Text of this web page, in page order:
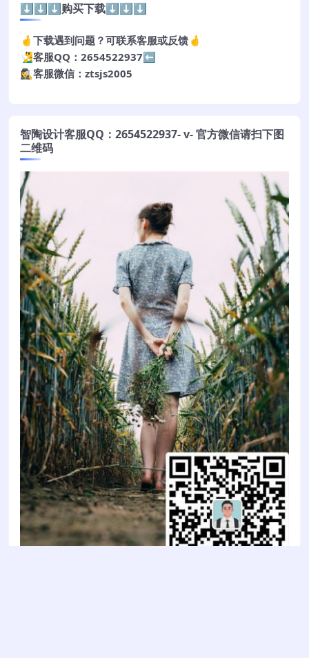
⬇️⬇️⬇️购买下载⬇️⬇️⬇️
🤞下载遇到问题？可联系客服或反馈🤞
🧏‍♂️客服QQ：2654522937⬅️
🕵️‍♀️客服微信：ztsjs2005
智陶设计客服QQ：2654522937- v- 官方微信请扫下图
二维码